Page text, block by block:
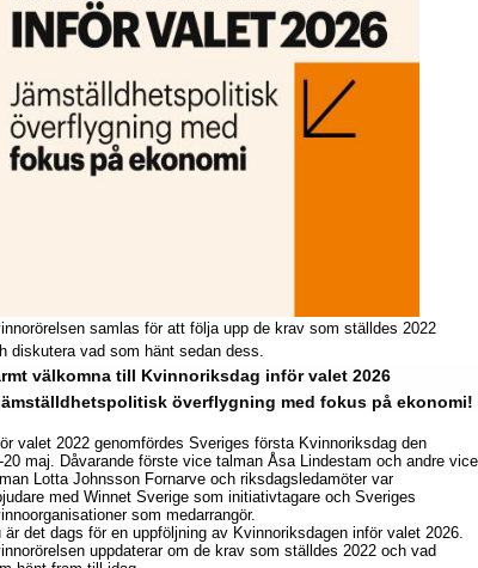
samlas för att följa upp de krav som ställdes 2022
diskutera vad som hänt sedan dess.
välkomna till Kvinnoriksdag inför valet 2026
överflygning med fokus på ekonomi!
valet 2022 genomfördes Sveriges första Kvinnoriksdag den
20 maj. Dåvarande förste vice talman Åsa Lindestam och andre vice
Lotta Johnsson Fornarve och riksdagsledamöter var
med Winnet Sverige som initiativtagare och Sveriges
som medarrangör.
är det dags för en uppföljning av Kvinnoriksdagen inför valet 2026.
uppdaterar om de krav som ställdes 2022 och vad